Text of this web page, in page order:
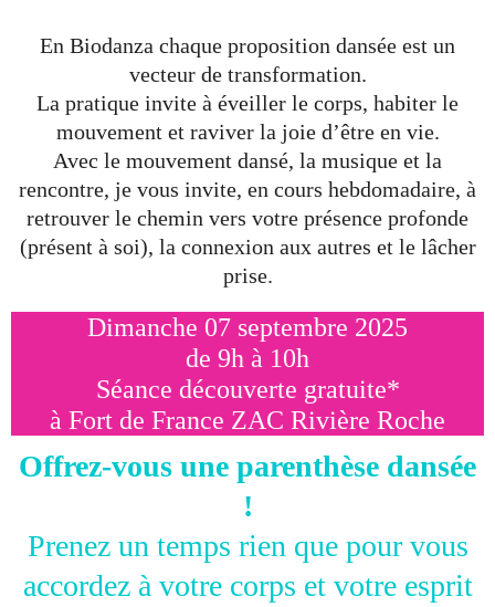
En Biodanza chaque proposition dansée est un
vecteur de transformation.
La pratique invite à éveiller le corps, habiter le
mouvement et raviver la joie d’être en vie.
Avec le mouvement dansé, la musique et la
rencontre, je vous invite, en cours hebdomadaire, à
retrouver le chemin vers votre présence profonde
(présent à soi), la connexion aux autres et le lâcher
prise.
Dimanche 07 septembre 2025
de 9h à 10h
Séance découverte gratuite*
à Fort de France ZAC Rivière Roche
Offrez-vous une parenthèse dansée
!
Prenez un temps rien que pour vous
accordez à votre corps et votre esprit